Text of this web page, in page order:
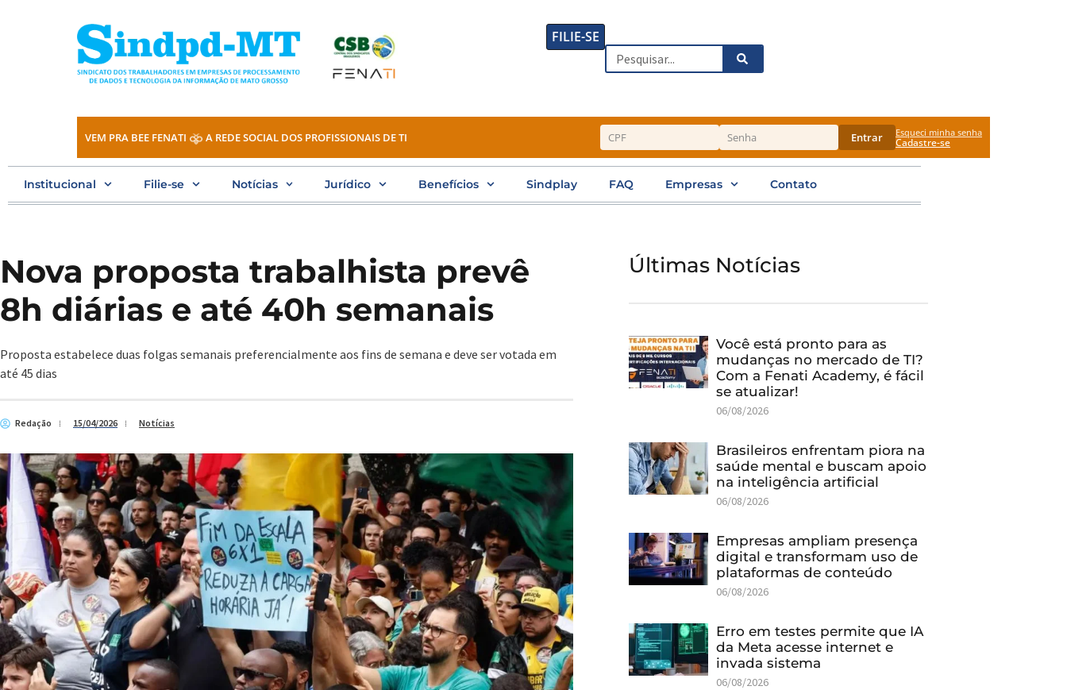
FILIE-SE
Search
VEM PRA BEE FENATI A REDE SOCIAL DOS PROFISSIONAIS DE TI Entrar Esqueci minha senha
Cadastre-se
Institucional Filie-se Notícias Jurídico Benefícios Sindplay FAQ Empresas Contato
Nova proposta trabalhista prevê
8h diárias e até 40h semanais
Proposta estabelece duas folgas semanais preferencialmente aos fins de semana e deve ser votada em
até 45 dias
Redação 15/04/2026 Notícias
Últimas Notícias
Você está pronto para as
mudanças no mercado de TI?
Com a Fenati Academy, é fácil
se atualizar!
06/08/2026
Brasileiros enfrentam piora na
saúde mental e buscam apoio
na inteligência artificial
06/08/2026
Empresas ampliam presença
digital e transformam uso de
plataformas de conteúdo
06/08/2026
Erro em testes permite que IA
da Meta acesse internet e
invada sistema
06/08/2026